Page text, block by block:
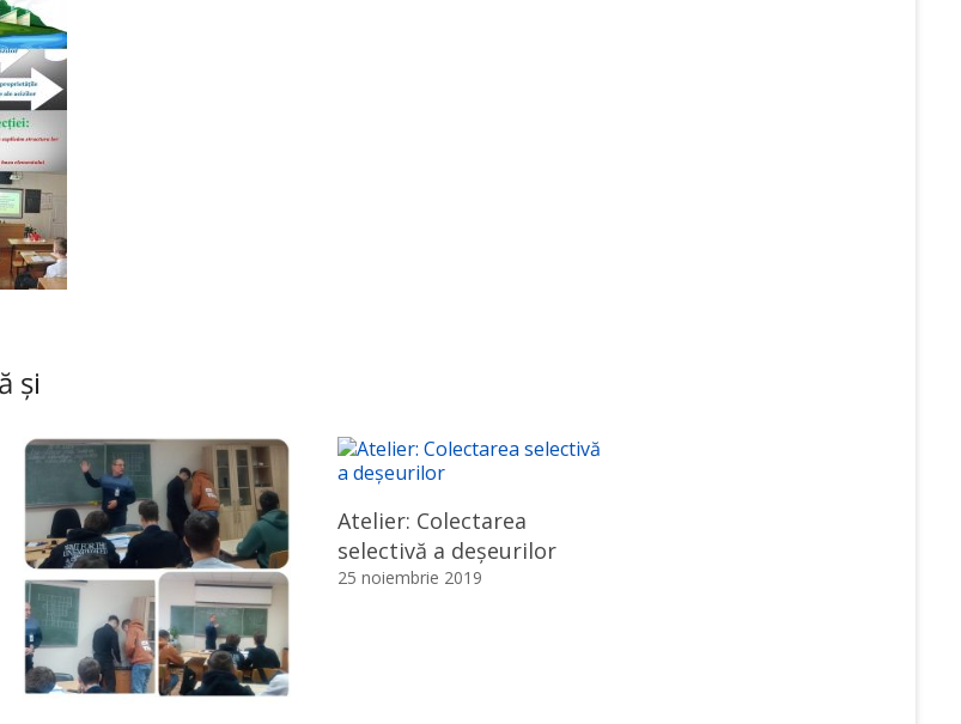
și
Atelier: Сolectarea
selectivă a deșeurilor
25 noiembrie 2019